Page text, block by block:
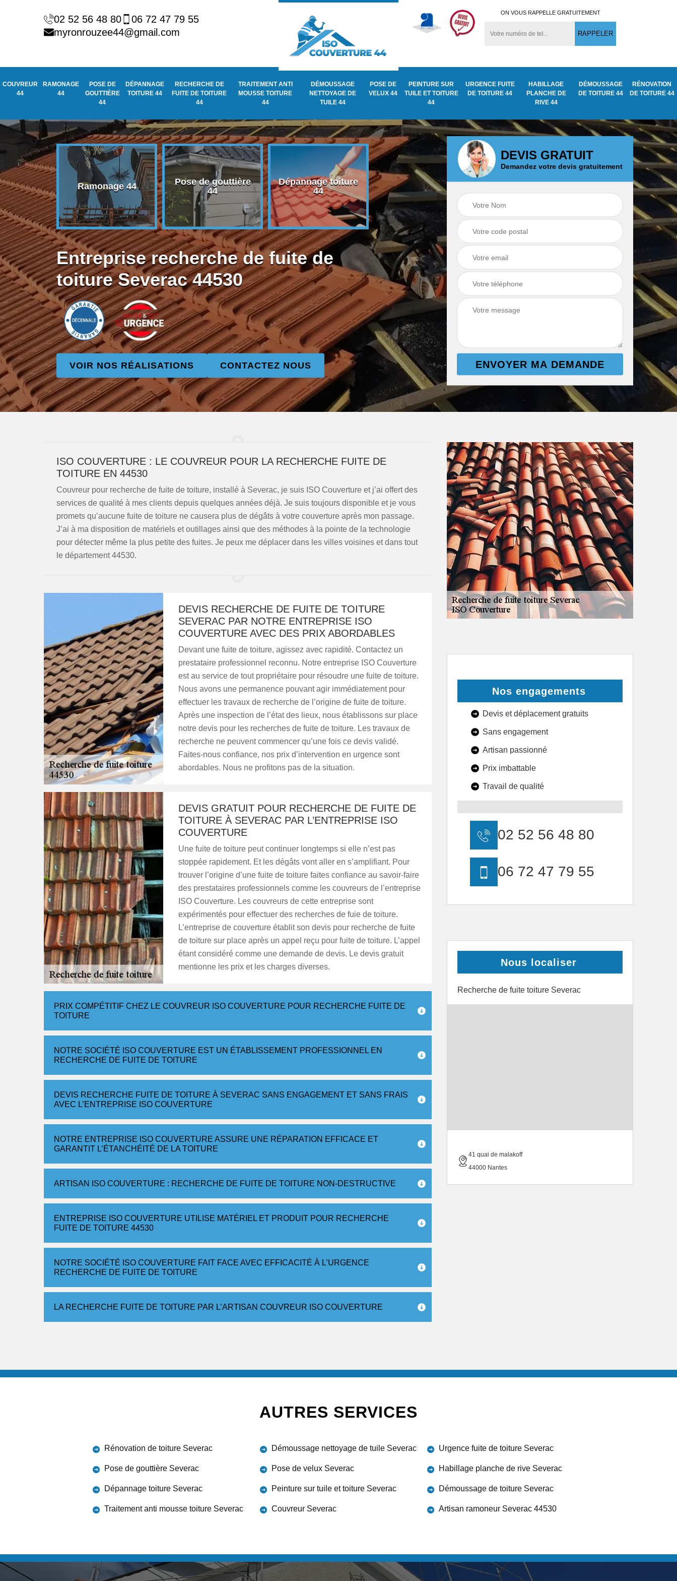
02 52 56 48 80
06 72 47 79 55
myronrouzee44@gmail.com
ON VOUS RAPPELLE GRATUITEMENT
COUVREUR
44
RAMONAGE
44
POSE DE
GOUTTIÈRE
44
DÉPANNAGE
TOITURE 44
RECHERCHE DE
FUITE DE TOITURE
44
TRAITEMENT ANTI
MOUSSE TOITURE
44
DÉMOUSSAGE
NETTOYAGE DE
TUILE 44
POSE DE
VELUX 44
PEINTURE SUR
TUILE ET TOITURE
44
URGENCE FUITE
DE TOITURE 44
HABILLAGE
PLANCHE DE
RIVE 44
DÉMOUSSAGE
DE TOITURE 44
RÉNOVATION
DE TOITURE 44
44 Ramonage 44
Pose de gouttière
44
Dépannage toiture
44
Recherche de fuite
de toiture 44
Traitement anti
Démoussage
nettoyage de tuile
44
Entreprise recherche de fuite de
toiture Severac 44530
VOIR NOS RÉALISATIONS CONTACTEZ NOUS
DEVIS GRATUIT
Demandez votre devis gratuitement
ISO COUVERTURE : LE COUVREUR POUR LA RECHERCHE FUITE DE
TOITURE EN 44530
Couvreur pour recherche de fuite de toiture, installé à Severac, je suis ISO Couverture et j’ai offert des
services de qualité à mes clients depuis quelques années déjà. Je suis toujours disponible et je vous
promets qu’aucune fuite de toiture ne causera plus de dégâts à votre couverture après mon passage.
J’ai à ma disposition de matériels et outillages ainsi que des méthodes à la pointe de la technologie
pour détecter même la plus petite des fuites. Je peux me déplacer dans les villes voisines et dans tout
le département 44530.
DEVIS RECHERCHE DE FUITE DE TOITURE
SEVERAC PAR NOTRE ENTREPRISE ISO
COUVERTURE AVEC DES PRIX ABORDABLES
Devant une fuite de toiture, agissez avec rapidité. Contactez un
prestataire professionnel reconnu. Notre entreprise ISO Couverture
est au service de tout propriétaire pour résoudre une fuite de toiture.
Nous avons une permanence pouvant agir immédiatement pour
effectuer les travaux de recherche de l’origine de fuite de toiture.
Après une inspection de l’état des lieux, nous établissons sur place
notre devis pour les recherches de fuite de toiture. Les travaux de
recherche ne peuvent commencer qu’une fois ce devis validé.
Faites-nous confiance, nos prix d’intervention en urgence sont
abordables. Nous ne profitons pas de la situation.
DEVIS GRATUIT POUR RECHERCHE DE FUITE DE
TOITURE À SEVERAC PAR L’ENTREPRISE ISO
COUVERTURE
Une fuite de toiture peut continuer longtemps si elle n’est pas
stoppée rapidement. Et les dégâts vont aller en s’amplifiant. Pour
trouver l’origine d’une fuite de toiture faites confiance au savoir-faire
des prestataires professionnels comme les couvreurs de l’entreprise
ISO Couverture. Les couvreurs de cette entreprise sont
expérimentés pour effectuer des recherches de fuie de toiture.
L’entreprise de couverture établit son devis pour recherche de fuite
de toiture sur place après un appel reçu pour fuite de toiture. L’appel
étant considéré comme une demande de devis. Le devis gratuit
mentionne les prix et les charges diverses.
PRIX COMPÉTITIF CHEZ LE COUVREUR ISO COUVERTURE POUR RECHERCHE FUITE DE
TOITURE
NOTRE SOCIÉTÉ ISO COUVERTURE EST UN ÉTABLISSEMENT PROFESSIONNEL EN
RECHERCHE DE FUITE DE TOITURE
DEVIS RECHERCHE FUITE DE TOITURE À SEVERAC SANS ENGAGEMENT ET SANS FRAIS
AVEC L’ENTREPRISE ISO COUVERTURE
NOTRE ENTREPRISE ISO COUVERTURE ASSURE UNE RÉPARATION EFFICACE ET
GARANTIT L’ÉTANCHÉITÉ DE LA TOITURE
ARTISAN ISO COUVERTURE : RECHERCHE DE FUITE DE TOITURE NON-DESTRUCTIVE
ENTREPRISE ISO COUVERTURE UTILISE MATÉRIEL ET PRODUIT POUR RECHERCHE
FUITE DE TOITURE 44530
NOTRE SOCIÉTÉ ISO COUVERTURE FAIT FACE AVEC EFFICACITÉ À L’URGENCE
RECHERCHE DE FUITE DE TOITURE
LA RECHERCHE FUITE DE TOITURE PAR L’ARTISAN COUVREUR ISO COUVERTURE
Nos engagements
Devis et déplacement gratuits
Sans engagement
Artisan passionné
Prix imbattable
Travail de qualité
02 52 56 48 80
06 72 47 79 55
Nous localiser
Recherche de fuite toiture Severac
41 quai de malakoff
44000 Nantes
AUTRES SERVICES
Rénovation de toiture Severac
Pose de gouttière Severac
Dépannage toiture Severac
Traitement anti mousse toiture Severac
Démoussage nettoyage de tuile Severac
Pose de velux Severac
Peinture sur tuile et toiture Severac
Couvreur Severac
Urgence fuite de toiture Severac
Habillage planche de rive Severac
Démoussage de toiture Severac
Artisan ramoneur Severac 44530